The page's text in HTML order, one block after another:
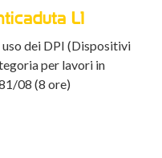
L1
dei DPI (Dispositivi
per lavori in
08 (8 ore)